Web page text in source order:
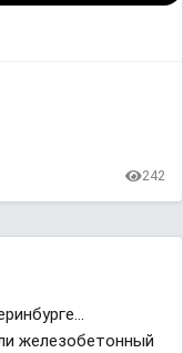
242
железобетонный